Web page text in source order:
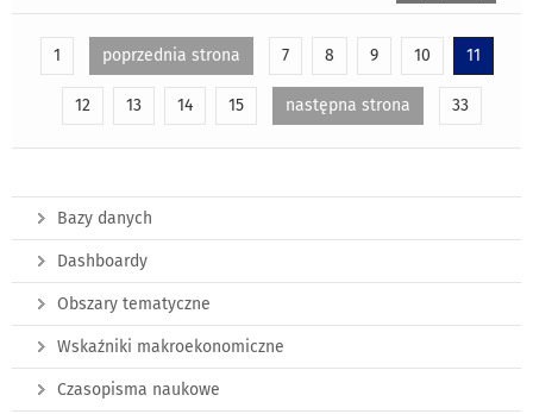
1 poprzednia strona 7 8 9 10 11
12 13 14 15 następna strona 33
Bazy danych
Dashboardy
Obszary tematyczne
Wskaźniki makroekonomiczne
Czasopisma naukowe